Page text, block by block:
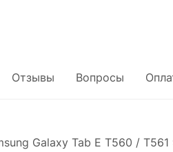
Отзывы Вопросы
Galaxy Tab E T560 /